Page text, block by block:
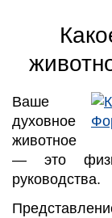
Ваше
духовное
животное
— это
руководства.